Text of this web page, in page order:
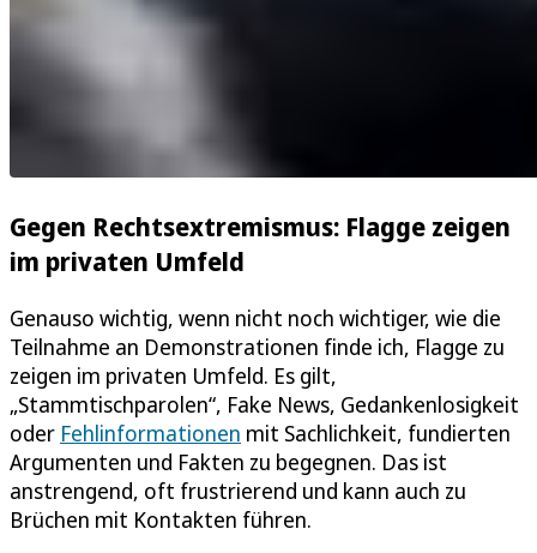
Gegen Rechtsextremismus: Flagge zeigen
im privaten Umfeld
Genauso wichtig, wenn nicht noch wichtiger, wie die
Teilnahme an Demonstrationen finde ich, Flagge zu
zeigen im privaten Umfeld. Es gilt,
„Stammtischparolen“, Fake News, Gedankenlosigkeit
oder Fehlinformationen mit Sachlichkeit, fundierten
Argumenten und Fakten zu begegnen. Das ist
anstrengend, oft frustrierend und kann auch zu
Brüchen mit Kontakten führen.